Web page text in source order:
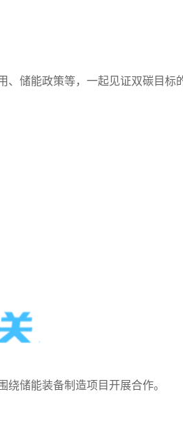
、储能政策等，一起见证双碳目标
储能装备制造项目开展合作。